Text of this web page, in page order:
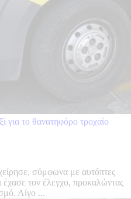
για το θανατηφόρο τροχαίο
σύμφωνα με αυτόπτες
τον έλεγχο, προκαλώντας
Λίγο ...